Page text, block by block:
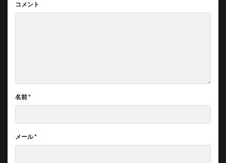
コメント
名前*
メール*